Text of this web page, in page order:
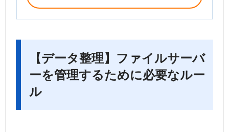
【データ整理】ファイルサーバ
ーを管理するために必要なルー
ル